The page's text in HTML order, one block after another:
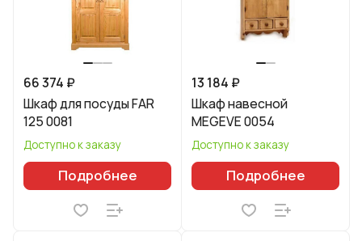
66 374 ₽
Шкаф для посуды FAR
125 0081
Доступно к заказу
Подробнее
13 184 ₽
Шкаф навесной
MEGEVE 0054
Доступно к заказу
Подробнее